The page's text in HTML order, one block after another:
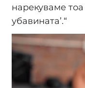
нарекуваме
убавината’.“